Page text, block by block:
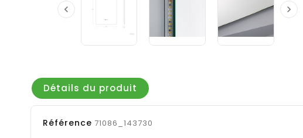
 
Détails du produit
Référence 71086_143730